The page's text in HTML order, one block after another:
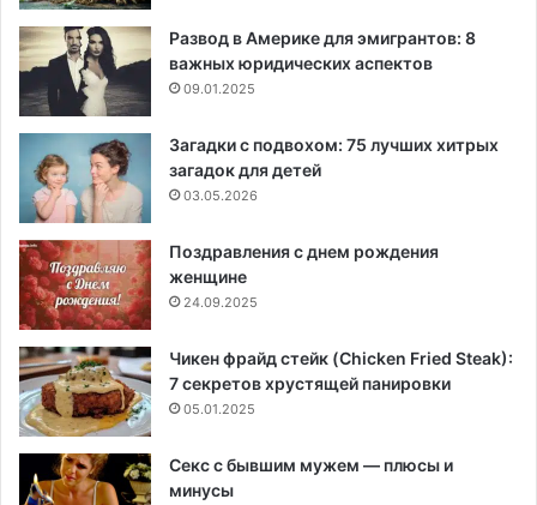
Развод в Америке для эмигрантов: 8
важных юридических аспектов
09.01.2025
Загадки с подвохом: 75 лучших хитрых
загадок для детей
03.05.2026
Поздравления с днем рождения
женщине
24.09.2025
Чикен фрайд стейк (Chicken Fried Steak):
7 секретов хрустящей панировки
05.01.2025
Секс с бывшим мужем — плюсы и
минусы